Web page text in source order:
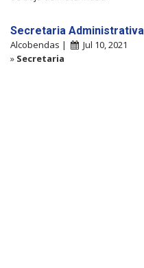
Secretaria Administrativa
Alcobendas |
Jul 10, 2021
» Secretaria